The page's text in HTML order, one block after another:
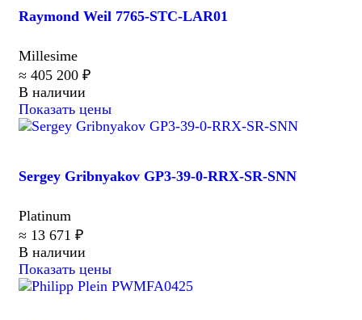
Raymond Weil 7765-STC-LAR01
Millesime
≈ 405 200 ₽
В наличии
Показать цены
Sergey Gribnyakov GP3-39-0-RRX-SR-SNN
Platinum
≈ 13 671 ₽
В наличии
Показать цены